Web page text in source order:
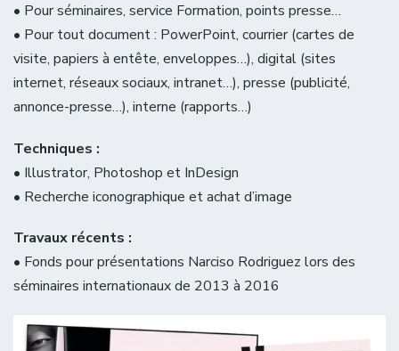
• Pour séminaires, service Formation, points presse…
• Pour tout document : PowerPoint, courrier (cartes de
visite, papiers à entête, enveloppes…), digital (sites
internet, réseaux sociaux, intranet…), presse (publicité,
annonce-presse…), interne (rapports…)
Techniques :
• Illustrator, Photoshop et InDesign
• Recherche iconographique et achat d’image
Travaux récents :
• Fonds pour présentations Narciso Rodriguez lors des
séminaires internationaux de 2013 à 2016